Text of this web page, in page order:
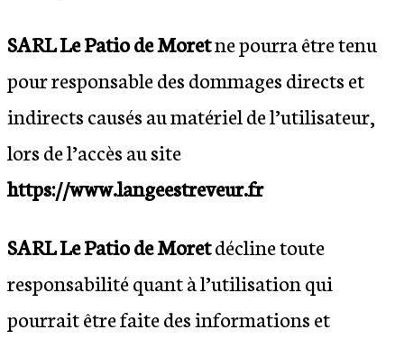
SARL Le Patio de Moretne pourra être tenu
pour responsable des dommages directs et
indirects causés au matériel de l’utilisateur,
lors de l’accès au site
https://www.langeestreveur.fr
SARL Le Patio de Moretdécline toute
responsabilité quant à l’utilisation qui
pourrait être faite des informations et